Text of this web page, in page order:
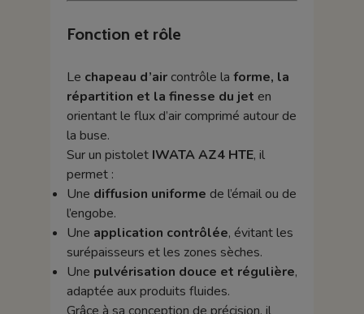
Fonction et rôle
Le chapeau d’aircontrôle la forme, la
répartition et la finesse du jet en
orientant le flux d’air comprimé autour de
la buse.
Sur un pistolet IWATA AZ4 HTE, il
permet :
Une diffusion uniforme de l’émail ou de
l’engobe.
Une application contrôlée, évitant les
surépaisseurs et les zones sèches.
Une pulvérisation douce et régulière,
adaptée aux produits fluides.